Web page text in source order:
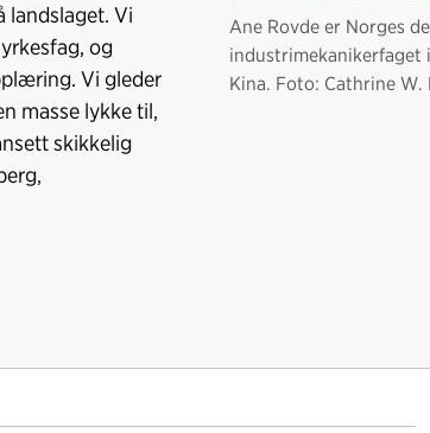
Ane Rovde er Norges
industrimekanikerfaget
Kina. Foto: Cathrine
landslaget. Vi
og
Vi gleder
masse lykke til,
skikkelig